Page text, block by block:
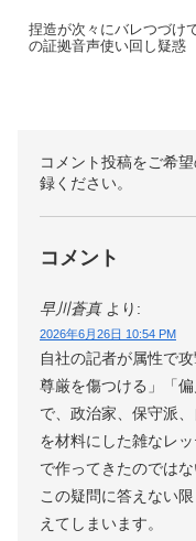
捏造が次々にバレつづけ
の証拠音声使い回し疑惑
コメント投稿をご希望
録ください。
コメント
早川蒼真 より:
2026年6月26日 10:54 PM
自社の記者が属性で
尊厳を傷つける」「
で、政治家、保守派
を材料にした雑なレ
で作ってきたのではな
この疑問に答えない
えてしまいます。